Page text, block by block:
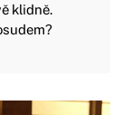
klidně.